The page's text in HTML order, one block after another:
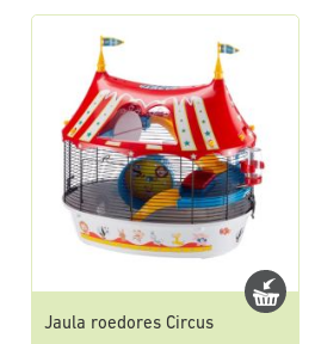
Jaula roedores Circus